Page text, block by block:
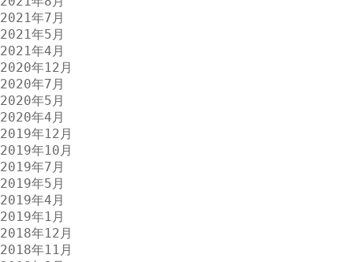
2021年7月
2021年5月
2021年4月
2020年12月
2020年7月
2020年5月
2020年4月
2019年12月
2019年10月
2019年7月
2019年5月
2019年4月
2019年1月
2018年12月
2018年11月